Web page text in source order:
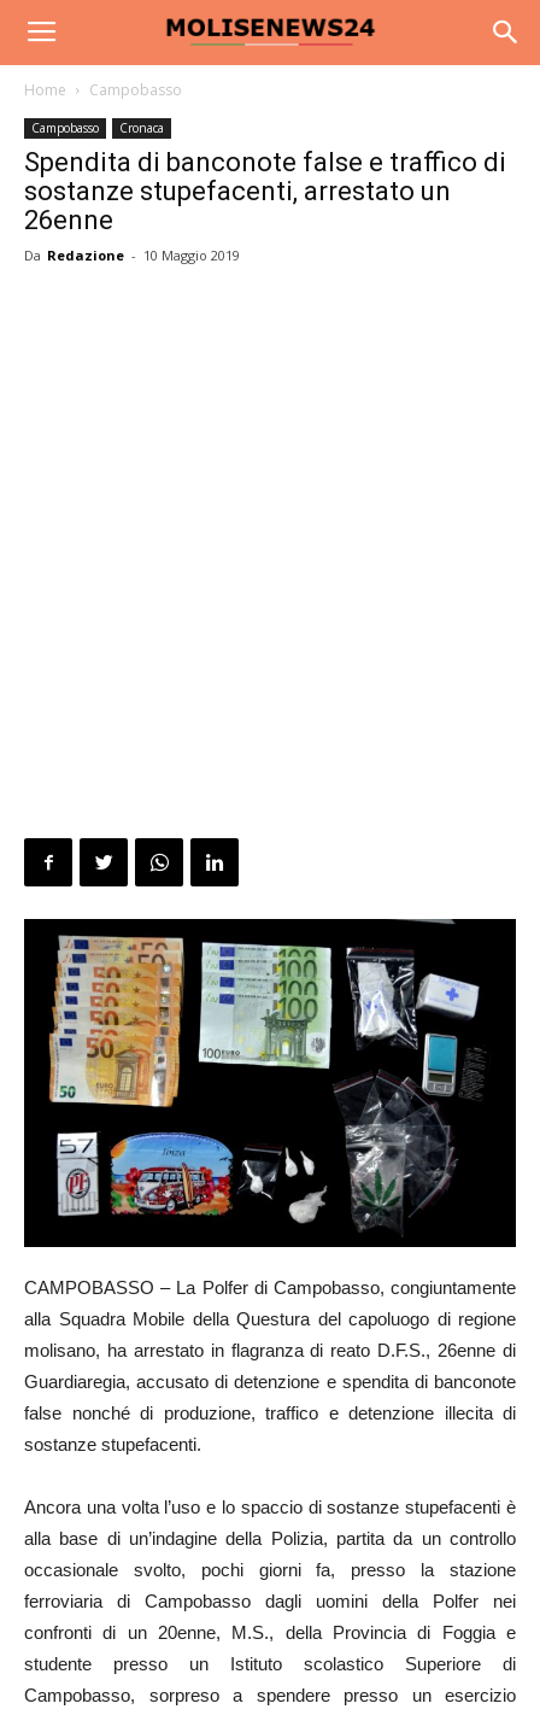
Home Campobasso
Campobasso Cronaca
Spendita di banconote false e traffico di
sostanze stupefacenti, arrestato un
26enne
Da Redazione - 10 Maggio 2019
CAMPOBASSO – La Polfer di Campobasso, congiuntamente
alla Squadra Mobile della Questura del capoluogo di regione
molisano, ha arrestato in flagranza di reato D.F.S., 26enne di
Guardiaregia, accusato di detenzione e spendita di banconote
false nonché di produzione, traffico e detenzione illecita di
sostanze stupefacenti.
Ancora una volta l’uso e lo spaccio di sostanze stupefacenti è
alla base di un’indagine della Polizia, partita da un controllo
occasionale svolto, pochi giorni fa, presso la stazione
ferroviaria di Campobasso dagli uomini della Polfer nei
confronti di un 20enne, M.S., della Provincia di Foggia e
studente presso un Istituto scolastico Superiore di
Campobasso, sorpreso a spendere presso un esercizio